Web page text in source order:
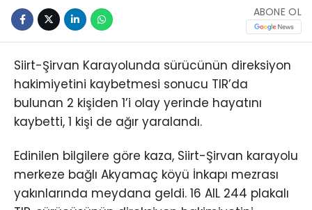
ABONE OL
Siirt-Şirvan Karayolunda sürücünün direksiyon
hakimiyetini kaybetmesi sonucu TIR’da
bulunan 2 kişiden 1’i olay yerinde hayatını
kaybetti, 1 kişi de ağır yaralandı.
Edinilen bilgilere göre kaza, Siirt-Şirvan karayolu
merkeze bağlı Akyamaç köyü İnkapı mezrası
yakınlarında meydana geldi. 16 AIL 244 plakalı